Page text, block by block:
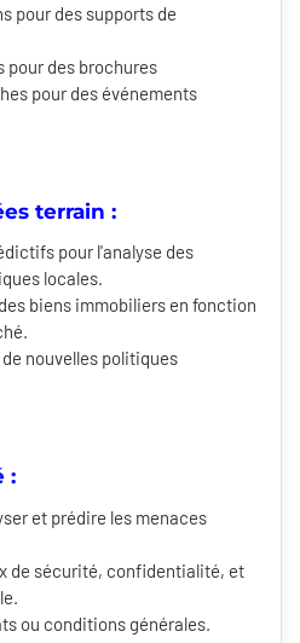
pour des supports de
pour des brochures
pour des événements
terrain :
pour l'analyse des
locales.
biens immobiliers en fonction
nouvelles politiques
:
et prédire les menaces
de sécurité, confidentialité, et
ou conditions générales.